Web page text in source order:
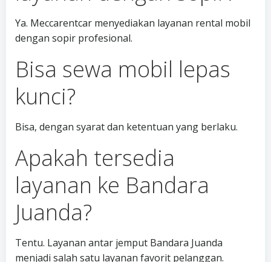
Ya. Meccarentcar menyediakan layanan rental mobil
dengan sopir profesional.
Bisa sewa mobil lepas
kunci?
Bisa, dengan syarat dan ketentuan yang berlaku.
Apakah tersedia
layanan ke Bandara
Juanda?
Tentu. Layanan antar jemput Bandara Juanda
menjadi salah satu layanan favorit pelanggan.